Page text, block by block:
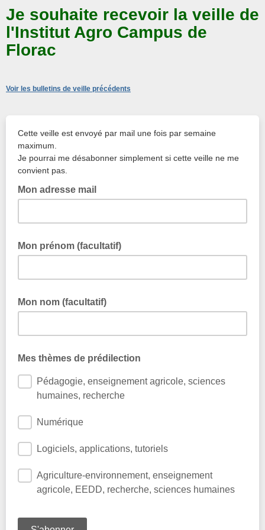
Je souhaite recevoir la veille de
l'Institut Agro Campus de
Florac
Voir les bulletins de veille précédents
Cette veille est envoyé par mail une fois par semaine
maximum.
Je pourrai me désabonner simplement si cette veille ne me
convient pas.
Mon adresse mail
Mon prénom (facultatif)
Mon nom (facultatif)
Mes thèmes de prédilection
Pédagogie, enseignement agricole, sciences
humaines, recherche
Numérique
Logiciels, applications, tutoriels
Agriculture-environnement, enseignement
agricole, EEDD, recherche, sciences humaines